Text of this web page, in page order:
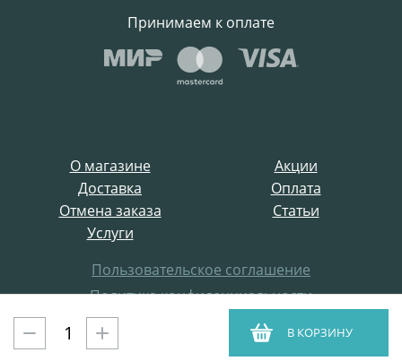
В КОРЗИНУ
О магазине
Акции
Доставка
Оплата
Отмена заказа
Статьи
Услуги
Пользовательское соглашение
Политика конфиденциальности
Все права защищены
ProffElectro.ru © 2021
Принимаем к оплате